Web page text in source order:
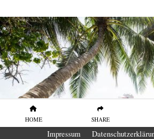
HOME SHARE
Impressum